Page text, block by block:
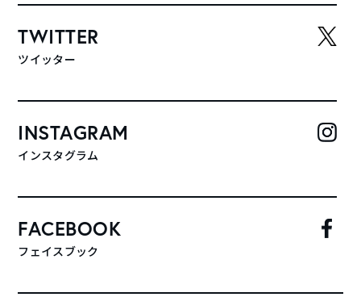
TWITTER
ツイッター
INSTAGRAM
インスタグラム
FACEBOOK
フェイスブック